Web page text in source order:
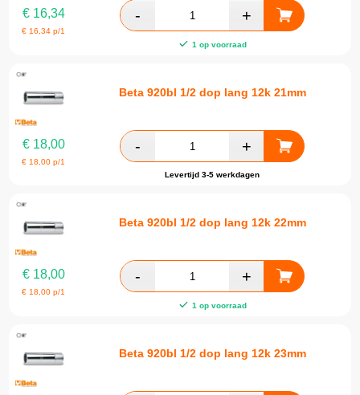
€16,34
€ 16,34 p/1
1 op voorraad
Beta 920bl 1/2 dop lang 12k 21mm
€18,00
€ 18,00 p/1
Levertijd 3-5 werkdagen
Beta 920bl 1/2 dop lang 12k 22mm
€18,00
€ 18,00 p/1
1 op voorraad
Beta 920bl 1/2 dop lang 12k 23mm